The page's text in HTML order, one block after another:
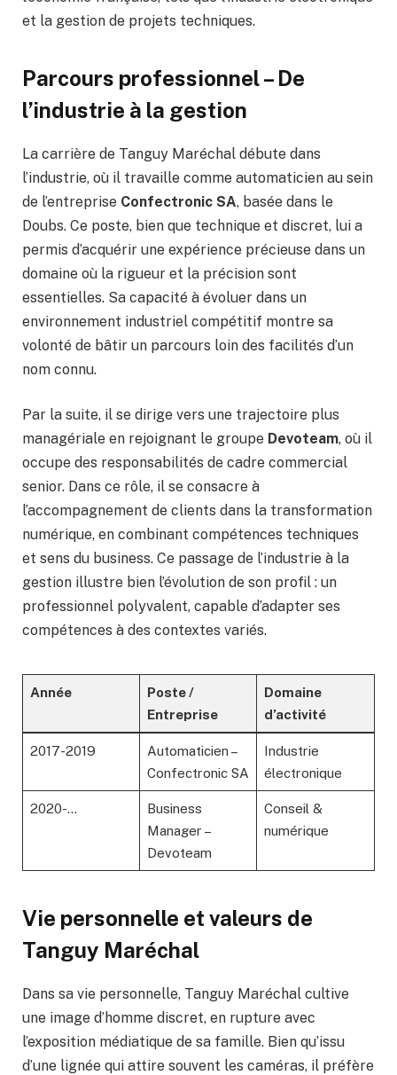
et la gestion de projets techniques.
Parcours professionnel – De
l’industrie à la gestion
La carrière de Tanguy Maréchal débute dans
l’industrie, où il travaille comme automaticien au sein
de l’entreprise Confectronic SA, basée dans le
Doubs. Ce poste, bien que technique et discret, lui a
permis d’acquérir une expérience précieuse dans un
domaine où la rigueur et la précision sont
essentielles. Sa capacité à évoluer dans un
environnement industriel compétitif montre sa
volonté de bâtir un parcours loin des facilités d’un
nom connu.
Par la suite, il se dirige vers une trajectoire plus
managériale en rejoignant le groupe Devoteam, où il
occupe des responsabilités de cadre commercial
senior. Dans ce rôle, il se consacre à
l’accompagnement de clients dans la transformation
numérique, en combinant compétences techniques
et sens du business. Ce passage de l’industrie à la
gestion illustre bien l’évolution de son profil : un
professionnel polyvalent, capable d’adapter ses
compétences à des contextes variés.
Année
Poste /
Entreprise
Domaine
d’activité
2017-2019
Automaticien –
Confectronic SA
Industrie
électronique
2020-…
Business
Manager –
Devoteam
Conseil &
numérique
Vie personnelle et valeurs de
Tanguy Maréchal
Dans sa vie personnelle, Tanguy Maréchal cultive
une image d’homme discret, en rupture avec
l’exposition médiatique de sa famille. Bien qu’issu
d’une lignée qui attire souvent les caméras, il préfère